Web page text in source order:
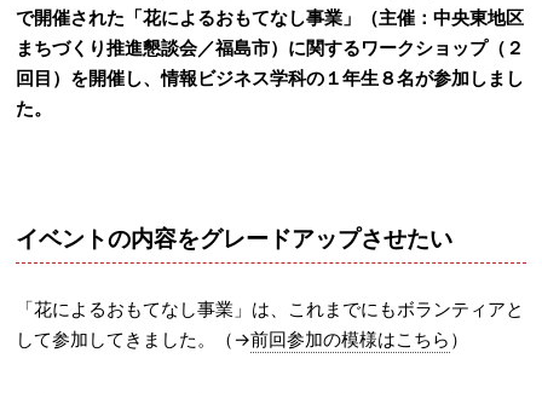
で開催された「花によるおもてなし事業」（主催：中央東地区
まちづくり推進懇談会／福島市）に関するワークショップ（２
回目）を開催し、情報ビジネス学科の１年生８名が参加しまし
た。
イベントの内容をグレードアップさせたい
「花によるおもてなし事業」は、これまでにもボランティアと
して参加してきました。（→前回参加の模様はこちら ）